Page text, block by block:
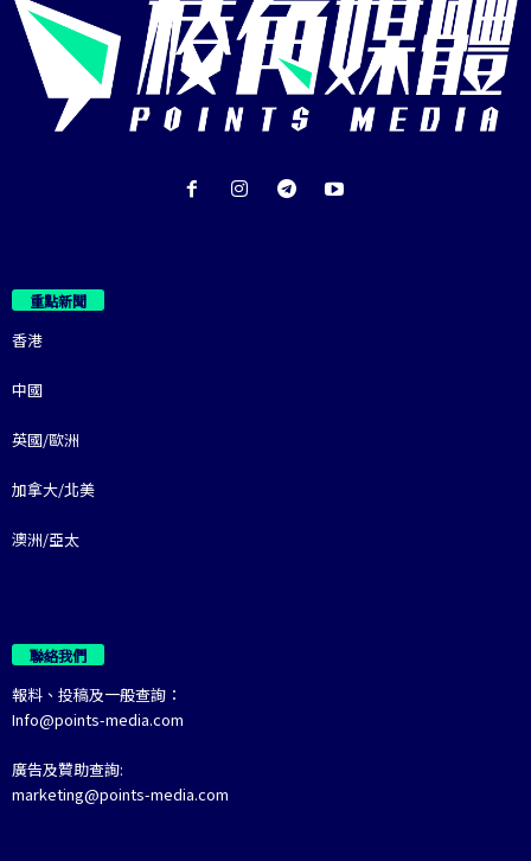
重點新聞
香港
中國
英國/歐洲
加拿大/北美
澳洲/亞太
聯絡我們
報料、投稿及一般查詢：
Info@points-media.com
廣告及贊助查詢:
marketing@points-media.com